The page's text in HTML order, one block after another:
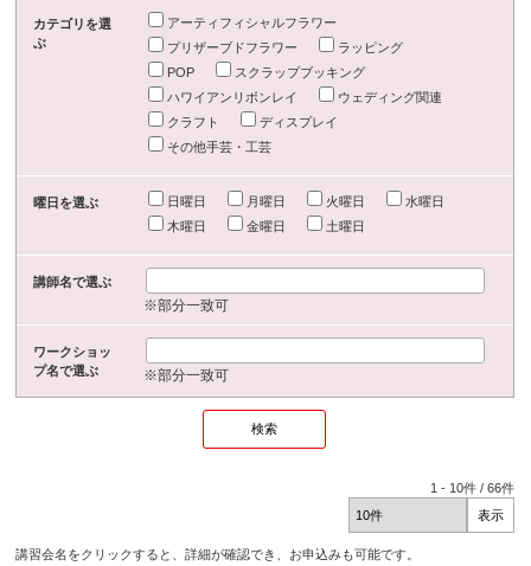
カテゴリを選
ぶ
アーティフィシャルフラワー
プリザーブドフラワー
ラッピング
POP
スクラップブッキング
ハワイアンリボンレイ
ウェディング関連
クラフト
ディスプレイ
その他手芸・工芸
曜日を選ぶ 日曜日 月曜日 火曜日
水曜日
木曜日
金曜日 土曜日
講師名で選ぶ
※部分一致可
ワークショッ
プ名で選ぶ
※部分一致可
1 - 10件 /66件
講習会名をクリックすると、詳細が確認でき、お申込みも可能です。